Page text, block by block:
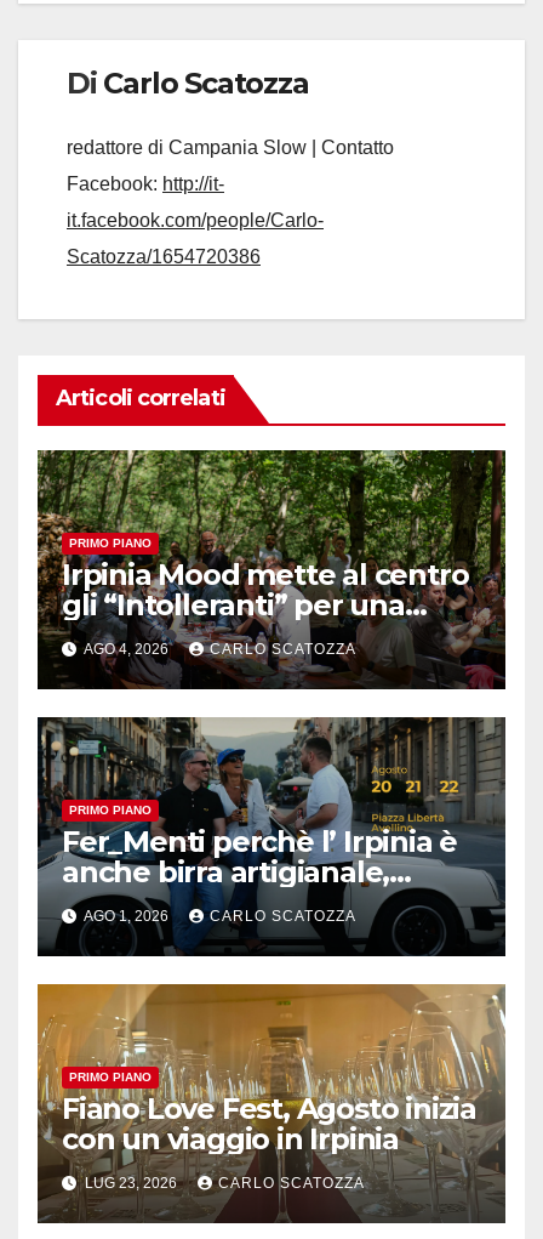
Di Carlo Scatozza
redattore di Campania Slow | Contatto
Facebook: http://it-
it.facebook.com/people/Carlo-
Scatozza/1654720386
Articoli correlati
PRIMO PIANO
Irpinia Mood mette al centro
gli “Intolleranti” per una
rivoluzione sostenibile del
cibo
AGO 4, 2026 CARLO SCATOZZA
PRIMO PIANO
Fer_Menti perchè l’ Irpinia è
anche birra artigianale,
appuntamento ad Avellino
AGO 1, 2026 CARLO SCATOZZA
PRIMO PIANO
Fiano Love Fest, Agosto inizia
con un viaggio in Irpinia
LUG 23, 2026 CARLO SCATOZZA